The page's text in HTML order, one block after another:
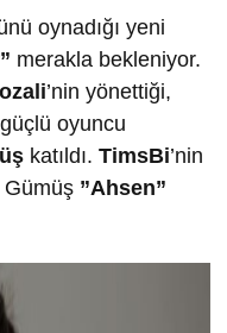
oynadığı yeni
merakla bekleniyor.
’nin yönettiği,
oyuncu
katıldı. TimsBi’nin
Gümüş ”Ahsen”